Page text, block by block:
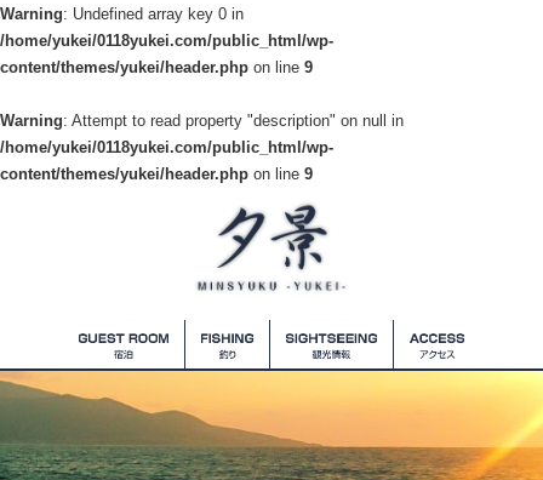
Warning: Undefined array key 0 in
/home/yukei/0118yukei.com/public_html/wp-
content/themes/yukei/header.php on line 9
Warning: Attempt to read property "description" on null in
/home/yukei/0118yukei.com/public_html/wp-
content/themes/yukei/header.php on line 9